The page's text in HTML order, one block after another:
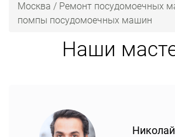
Москва / Ремонт посудомоечных
помпы посудомоечных машин
Наши